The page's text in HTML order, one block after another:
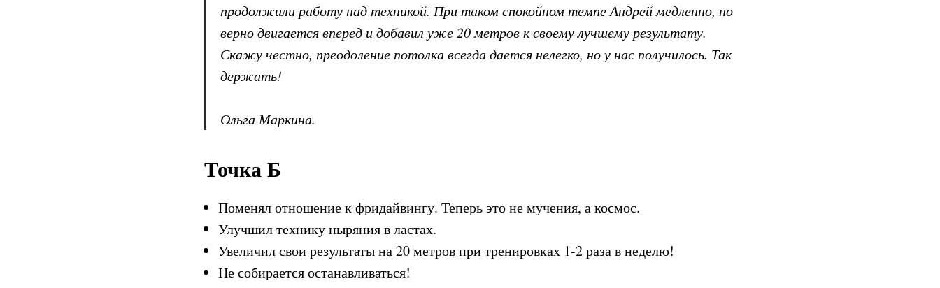
продолжили работу над техникой. При таком спокойном темпе Андрей медленно, но
верно двигается вперед и добавил уже 20 метров к своему лучшему результату.
Скажу честно, преодоление потолка всегда дается нелегко, но у нас получилось. Так
держать!
Ольга Маркина.
Точка Б
Поменял отношение к фридайвингу. Теперь это не мучения, а космос.
Улучшил технику ныряния в ластах.
Увеличил свои результаты на 20 метров при тренировках 1-2 раза в неделю!
Не собирается останавливаться!